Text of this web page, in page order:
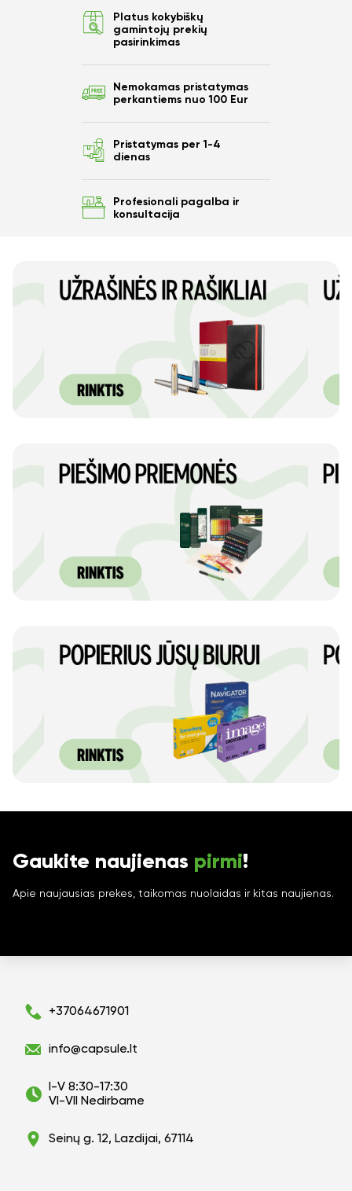
Platus kokybiškų
gamintojų prekių
pasirinkimas
Nemokamas pristatymas
perkantiems nuo 100 Eur
Pristatymas per 1-4
dienas
Profesionali pagalba ir
konsultacija
Gaukite naujienas pirmi!
Apie naujausias prekes, taikomas nuolaidas ir kitas naujienas.
+37064671901
info@capsule.lt
I-V 8:30-17:30
VI-VII Nedirbame
Seinų g. 12, Lazdijai, 67114